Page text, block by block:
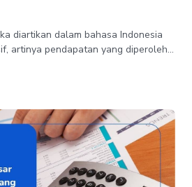
diartikan dalam bahasa Indonesia
artinya pendapatan yang diperoleh...